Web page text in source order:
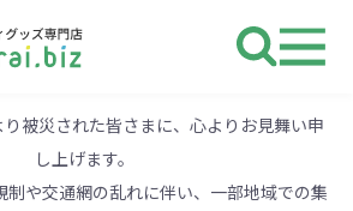
被災された皆さまに、心よりお見舞い申
し上げます。
制や交通網の乱れに伴い、一部地域での集